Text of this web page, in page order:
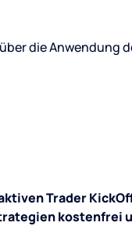
die Anwendung
Trader
kostenfrei